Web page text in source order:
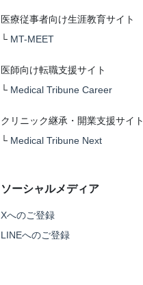
医療従事者向け生涯教育サイト
└ MT-MEET
医師向け転職支援サイト
└ Medical Tribune Career
クリニック継承・開業支援サイト
└ Medical Tribune Next
ソーシャルメディア
Xへのご登録
LINEへのご登録